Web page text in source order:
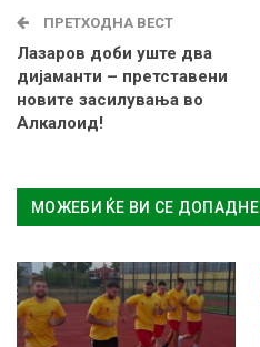
ПРЕТХОДНА ВЕСТ
Лазаров доби уште два
дијаманти – претставени
новите засилувања во
Алкалоид!
МОЖЕБИ ЌЕ ВИ СЕ ДОПАДНЕ